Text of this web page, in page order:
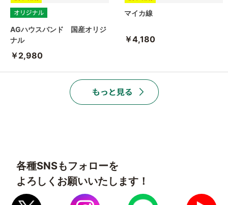
AGハウスバンド 国産オリジ
ナル
￥2,980
マイカ線
￥4,180
各種SNSもフォローを
よろしくお願いいたします！